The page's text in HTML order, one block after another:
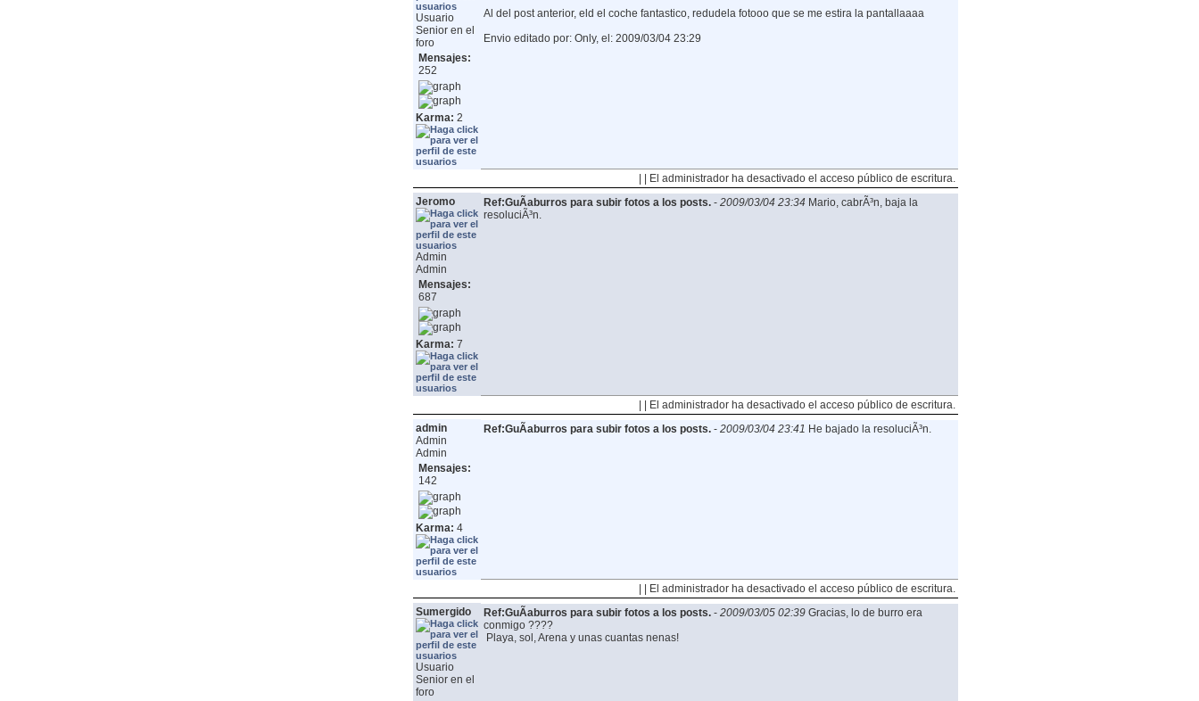
Usuario
Senior en el
foro
Mensajes:
252
Karma: 2
Al del post anterior, eld el coche fantastico, redudela fotooo que se me estira la pantallaaaa
Envio editado por: Only, el: 2009/03/04 23:29
| | El administrador ha desactivado el acceso público de escritura.
Jeromo
Admin
Admin
Mensajes:
687
Karma: 7
Ref:GuÃ­aburros para subir fotos a los posts.- 2009/03/04 23:34 Mario, cabrÃ³n, baja la
resoluciÃ³n.
| | El administrador ha desactivado el acceso público de escritura.
admin
Admin
Admin
Mensajes:
142
Karma: 4
Ref:GuÃ­aburros para subir fotos a los posts.- 2009/03/04 23:41 He bajado la resoluciÃ³n.
| | El administrador ha desactivado el acceso público de escritura.
Sumergido
Usuario
Senior en el
foro
Ref:GuÃ­aburros para subir fotos a los posts.- 2009/03/05 02:39 Gracias, lo de burro era
conmigo ????
Playa, sol, Arena y unas cuantas nenas!